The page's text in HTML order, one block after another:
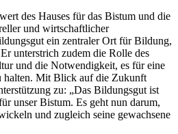
des Hauses für das Bistum und die
und wirtschaftlicher
ein zentraler Ort für Bildung,
unterstrich zudem die Rolle des
und die Notwendigkeit, es für eine
halten. Mit Blick auf die Zukunft
zu: „Das Bildungsgut ist
unser Bistum. Es geht nun darum,
und zugleich seine gewachsene